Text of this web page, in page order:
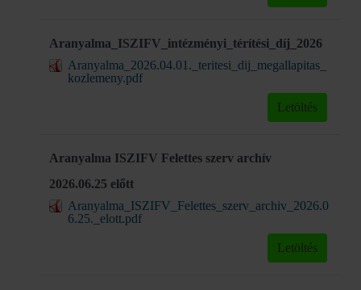
Aranyalma_ISZIFV_intézményi_térítési_díj_2026
Aranyalma_2026.04.01._teritesi_dij_megallapitas_
kozlemeny.pdf
Letöltés
Aranyalma ISZIFV Felettes szerv archív
2026.06.25 előtt
Aranyalma_ISZIFV_Felettes_szerv_archiv_2026.0
6.25._elott.pdf
Letöltés